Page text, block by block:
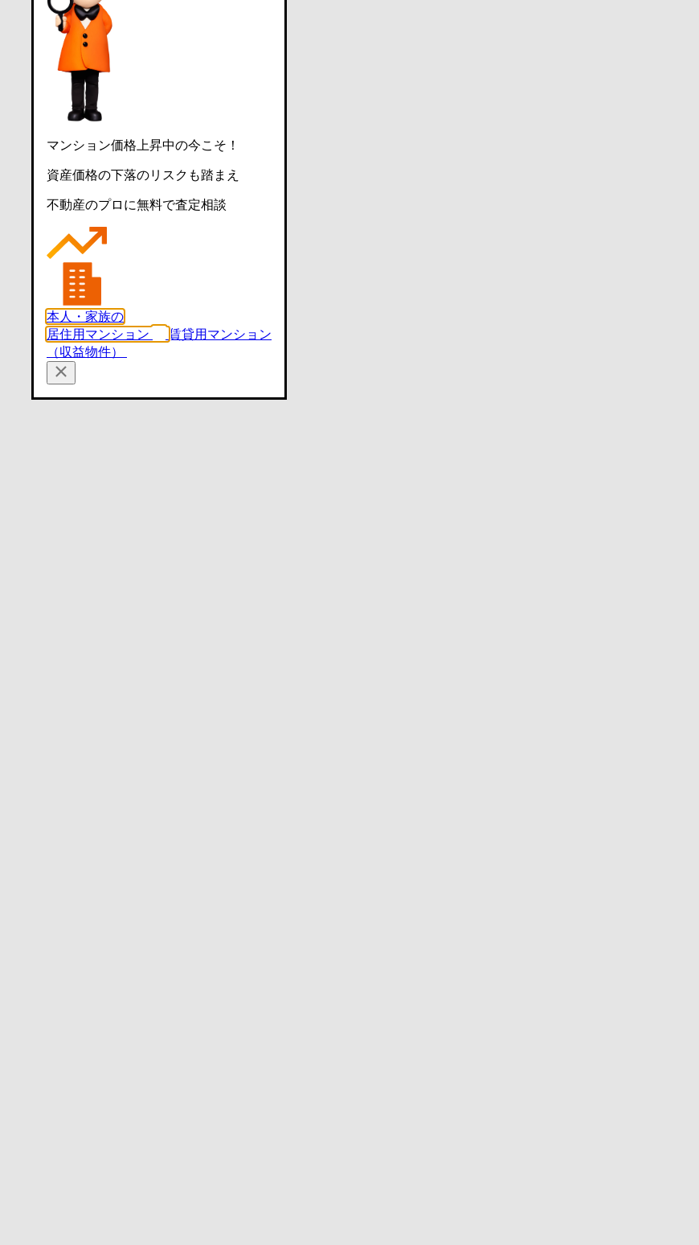
マンション価格上昇中の今こそ！
資産価格の下落のリスクも踏まえ
不動産のプロに無料で査定相談
本人・家族の
居住用マンション
賃貸用マンション
（収益物件）